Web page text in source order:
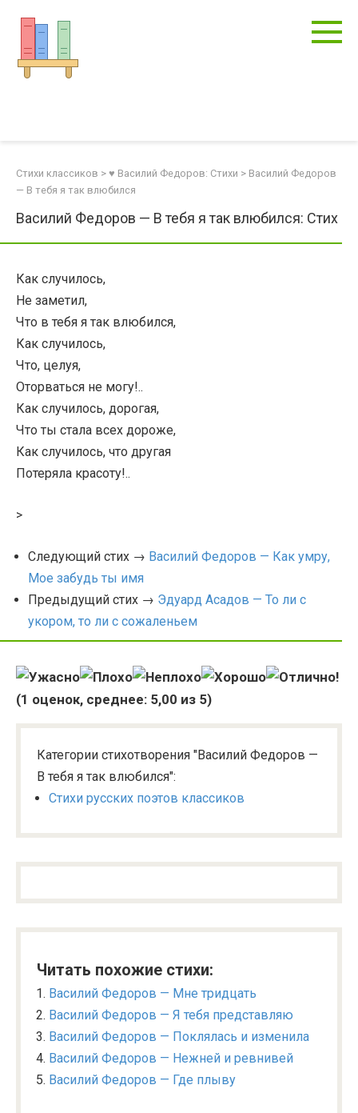
контенту
Стихи классиков > ♥ Василий Федоров: Стихи > Василий Федоров
— В тебя я так влюбился
Василий Федоров — В тебя я так влюбился: Стих
Как случилось,
Не заметил,
Что в тебя я так влюбился,
Как случилось,
Что, целуя,
Оторваться не могу!..
Как случилось, дорогая,
Что ты стала всех дороже,
Как случилось, что другая
Потеряла красоту!..
>
Следующий стих → Василий Федоров — Как умру,
Мое забудь ты имя
Предыдущий стих → Эдуард Асадов — То ли с
укором, то ли с сожаленьем
(1 оценок, среднее: 5,00 из 5)
Категории стихотворения "Василий Федоров —
В тебя я так влюбился":
Стихи русских поэтов классиков
Читать похожие стихи:
Василий Федоров — Мне тридцать
Василий Федоров — Я тебя представляю
Василий Федоров — Поклялась и изменила
Василий Федоров — Нежней и ревнивей
Василий Федоров — Где плыву